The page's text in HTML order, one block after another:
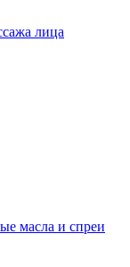
лица
масла и спреи